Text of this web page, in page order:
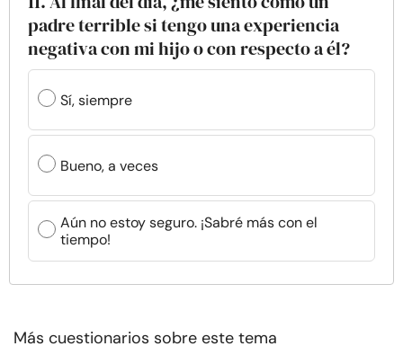
padre terrible si tengo una experiencia
negativa con mi hijo o con respecto a él?
Sí, siempre
Bueno, a veces
Aún no estoy seguro. ¡Sabré más con el
tiempo!
Más cuestionarios sobre este tema